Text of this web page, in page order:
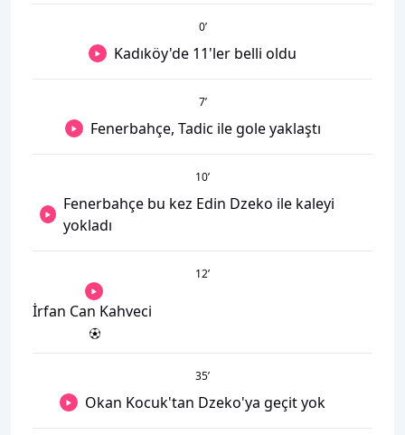
0’
Kadıköy'de 11'ler belli oldu
7’
Fenerbahçe, Tadic ile gole yaklaştı
10’
Fenerbahçe bu kez Edin Dzeko ile kaleyi
yokladı
12’
İrfan Can Kahveci
35’
Okan Kocuk'tan Dzeko'ya geçit yok